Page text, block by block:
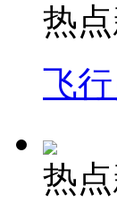
热
飞
热